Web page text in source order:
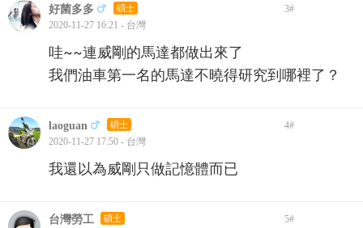
好菌多多 碩士 3#
2020-11-27 16:21 - 台灣
哇~~連威剛的馬達都做出來了
我們油車第一名的馬達不曉得研究到哪裡了？
laoguan 碩士 4#
2020-11-27 17:50 - 台灣
我還以為威剛只做記憶體而已
台灣勞工 碩士 5#